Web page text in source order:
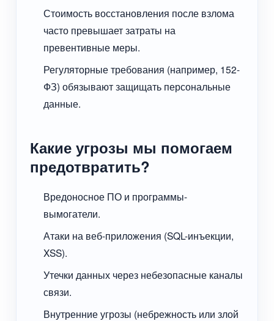
Стоимость восстановления после взлома
часто превышает затраты на
превентивные меры.
Регуляторные требования (например, 152-
ФЗ) обязывают защищать персональные
данные.
Какие угрозы мы помогаем
предотвратить?
Вредоносное ПО и программы-
вымогатели.
Атаки на веб-приложения (SQL-инъекции,
XSS).
Утечки данных через небезопасные каналы
связи.
Внутренние угрозы (небрежность или злой